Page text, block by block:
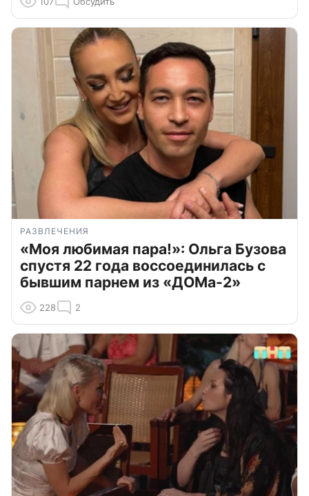
РАЗВЛЕЧЕНИЯ
«Моя любимая пара!»: Ольга Бузова
спустя 22 года воссоединилась с
бывшим парнем из «ДОМа-2»
228 2